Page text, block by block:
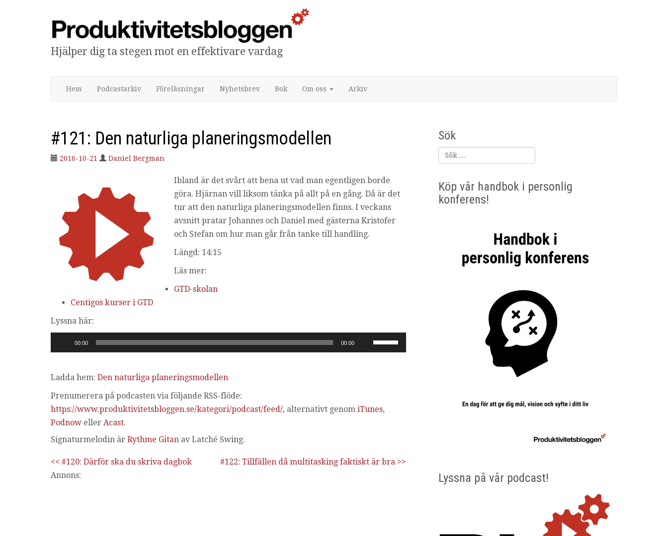
Produktivitetsbloggen
Hjälper dig ta stegen mot en effektivare vardag
Hem Podcastarkiv Föreläsningar Nyhetsbrev Bok Om oss Arkiv
#121: Den naturliga planeringsmodellen
2016-10-21 Daniel Bergman
Ibland är det svårt att bena ut vad man egentligen borde
göra. Hjärnan vill liksom tänka på allt på en gång. Då är det
tur att den naturliga planeringsmodellen finns. I veckans
avsnitt pratar Johannes och Daniel med gästerna Kristofer
och Stefan om hur man går från tanke till handling.
Längd: 14:15
Läs mer:
GTD-skolan
Centigos kurser i GTD
Lyssna här:
Ljudspelare
00:00 00:00
Använd
upp/ner-
höja
Ladda hem: Den naturliga planeringsmodellen
Prenumerera på podcasten via följande RSS-flöde:
https://www.produktivitetsbloggen.se/kategori/podcast/feed/, alternativt genom iTunes,
Podnow eller Acast.
Signaturmelodin är Rythme Gitan av Latché Swing.
<< #120: Därför ska du skriva dagbok
#122: Tillfällen då multitasking faktiskt är bra >>
Annons:
Sök
Köp vår handbok i personlig
konferens!
Lyssna på vår podcast!